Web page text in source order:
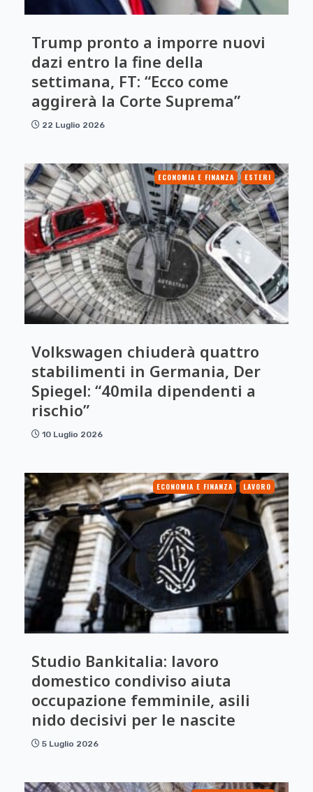
Trump pronto a imporre nuovi
dazi entro la fine della
settimana, FT: “Ecco come
aggirerà la Corte Suprema”
22 Luglio 2026
ECONOMIA E FINANZA ESTERI
Volkswagen chiuderà quattro
stabilimenti in Germania, Der
Spiegel: “40mila dipendenti a
rischio”
10 Luglio 2026
ECONOMIA E FINANZA LAVORO
Studio Bankitalia: lavoro
domestico condiviso aiuta
occupazione femminile, asili
nido decisivi per le nascite
5 Luglio 2026